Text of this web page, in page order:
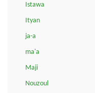
Istawa
Ityan
ja-a
ma'a
Maji
Nouzoul